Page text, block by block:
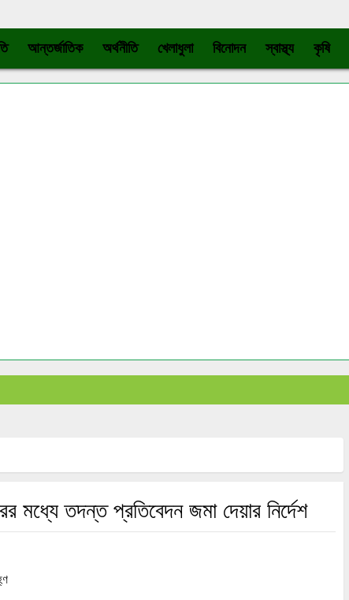
আন্তর্জাতিক অর্থনীতি খেলাধুলা বিনোদন স্বাস্থ্য কৃষি
মধ্যে তদন্ত প্রতিবেদন জমা দেয়ার নির্দেশ